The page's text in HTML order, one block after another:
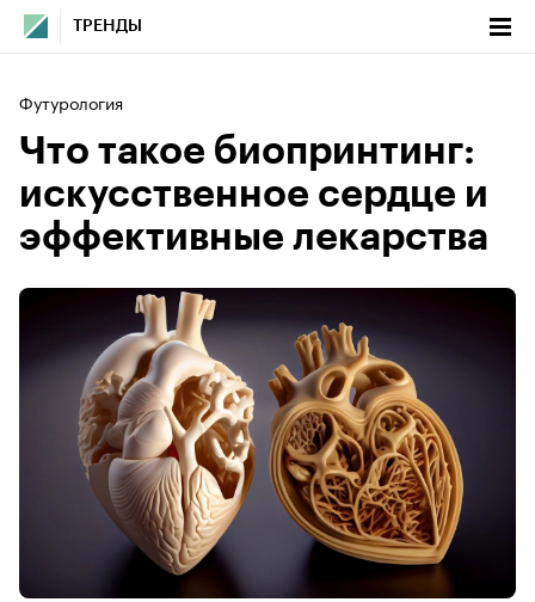
ТРЕНДЫ
Футурология
Что такое биопринтинг:
искусственное сердце и
эффективные лекарства